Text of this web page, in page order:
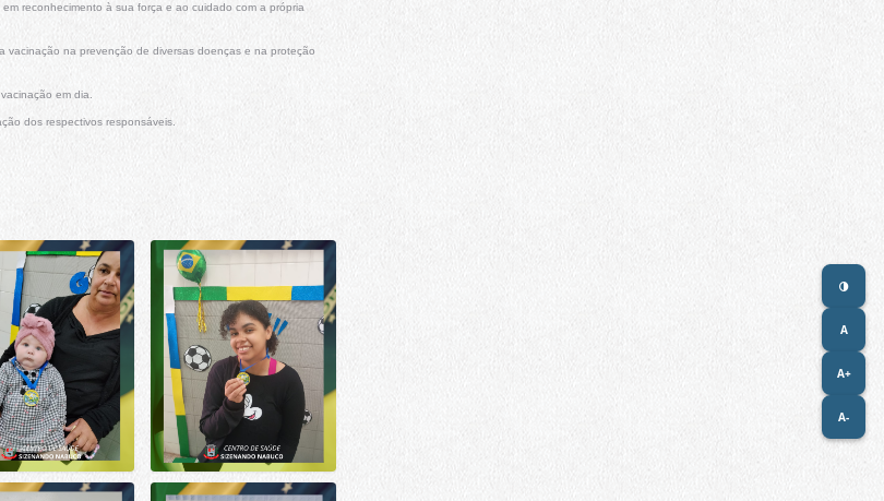
A
A+
A-
reconhecimento à sua força e ao cuidado com a própria
vacinação na prevenção de diversas doenças e na proteção
em dia.
dos respectivos responsáveis.